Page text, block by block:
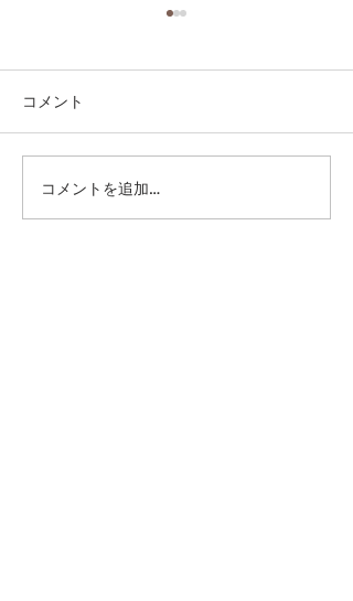
第41回日本クラブユース
サッカー選手権（U-15）
コメント
コメントを追加…